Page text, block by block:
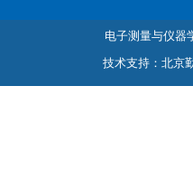
电子测量与仪器
技术支持：北京